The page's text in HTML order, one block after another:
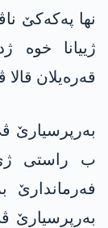
ژییانا خوە
قەرەیلان
بەرپرسیارێ
فەرماندارێ
بەرپرسیارێ